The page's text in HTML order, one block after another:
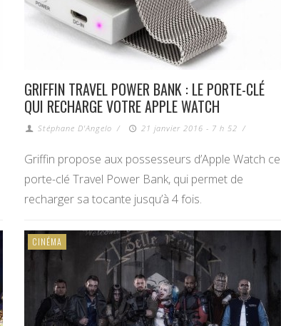
GRIFFIN TRAVEL POWER BANK : LE PORTE-CLÉ
QUI RECHARGE VOTRE APPLE WATCH
Stéphane D'Angelo / 21 janvier 2016 - 7 h 52 /
Griffin propose aux possesseurs d’Apple Watch ce
porte-clé Travel Power Bank, qui permet de
recharger sa tocante jusqu’à 4 fois.
CINÉMA